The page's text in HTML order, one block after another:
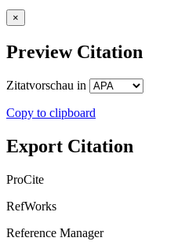
×
Preview Citation
Zitatvorschau in
Copy to clipboard
Export Citation
ProCite
RefWorks
Reference Manager